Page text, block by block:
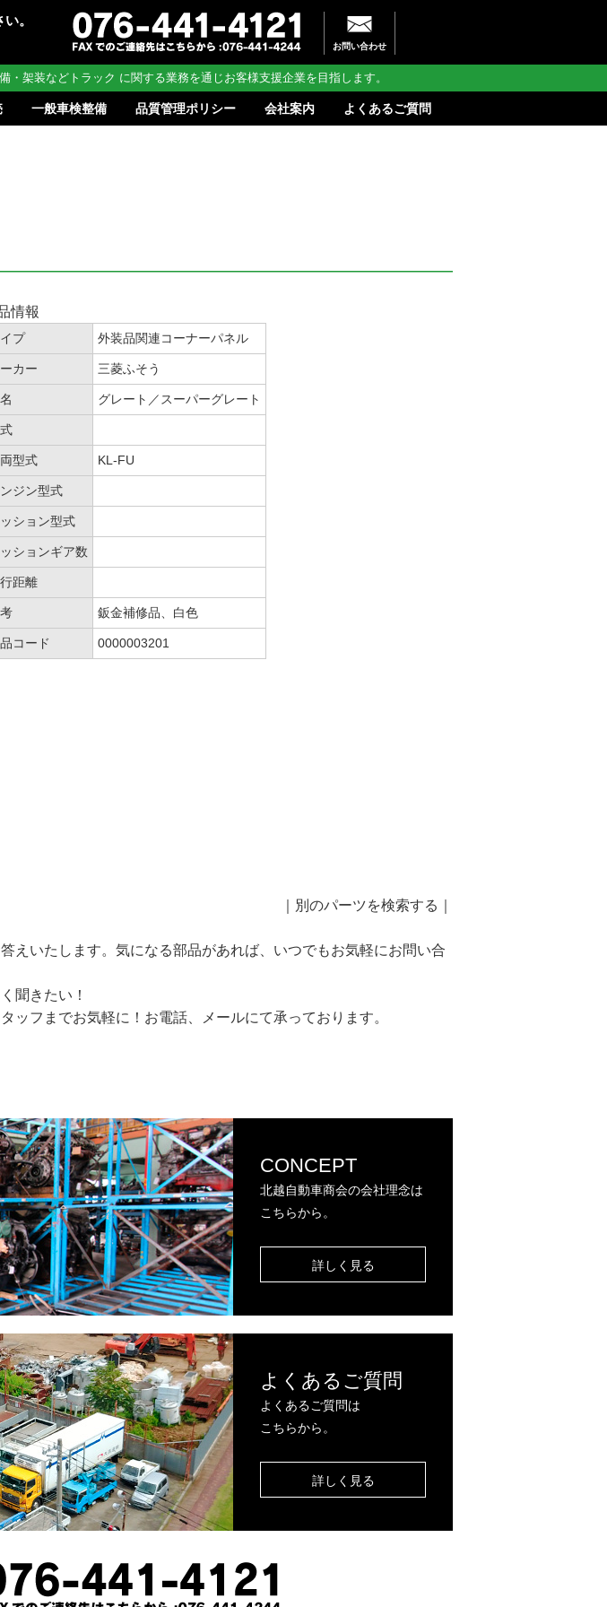
。
お問い合わせ
架装などトラック に関する業務を通じお客様支援企業を目指します。
一般車検整備 品質管理ポリシー 会社案内 よくあるご質問
情報
プ 外装品関連コーナーパネル
カー 三菱ふそう
グレート／スーパーグレート
型式 KL-FU
ジン型式
ッション型式
ッションギア数
距離
鈑金補修品、白色
コード 0000003201
別のパーツを検索する
えいたします。気になる部品があれば、いつでもお気軽にお問い合
聞きたい！
ッフまでお気軽に！お電話、メールにて承っております。
CONCEPT
北越自動車商会の会社理念は
こちらから。
詳しく見る
よくあるご質問
よくあるご質問は
こちらから。
詳しく見る